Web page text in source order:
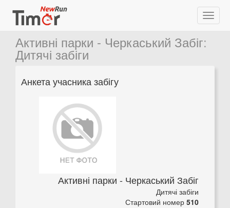
Активні парки - Черкаський Забіг:
Дитячі забіги
Анкета учасника забігу
Активні парки - Черкаський Забіг
Дитячі забіги
Стартовий номер 510